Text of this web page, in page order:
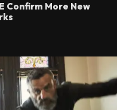
Confirm More New